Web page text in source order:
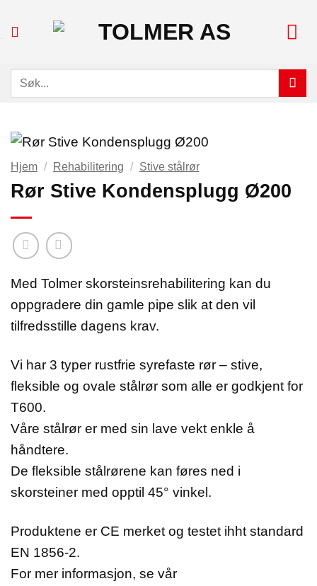
Søk
Hjem / Rehabilitering / Stive stålrør
Rør Stive Kondensplugg Ø200
Med Tolmer skorsteinsrehabilitering kan du
oppgradere din gamle pipe slik at den vil
tilfredsstille dagens krav.
Vi har 3 typer rustfrie syrefaste rør – stive,
fleksible og ovale stålrør som alle er godkjent for
T600.
Våre stålrør er med sin lave vekt enkle å
håndtere.
De fleksible stålrørene kan føres ned i
skorsteiner med opptil 45° vinkel.
Produktene er CE merket og testet ihht standard
EN 1856-2.
For mer informasjon, se vår